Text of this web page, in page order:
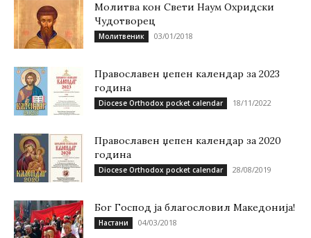
Молитва кон Свети Наум Охридски
Чудотворец
Молитвеник 03/01/2018
Православен џепен календар за 2023
година
Diocese Orthodox pocket calendar 18/11/2022
Православен џепен календар за 2020
година
Diocese Orthodox pocket calendar 28/08/2019
Бог Господ ја благословил Македонија!
Настани 04/03/2018